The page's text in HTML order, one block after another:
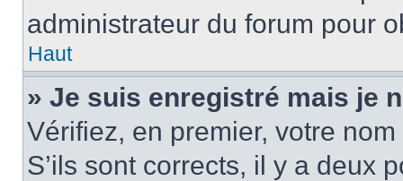
administrateur du forum pour
Haut
» Je suis enregistré mais je
Vérifiez, en premier, votre
S’ils sont corrects, il y a deux